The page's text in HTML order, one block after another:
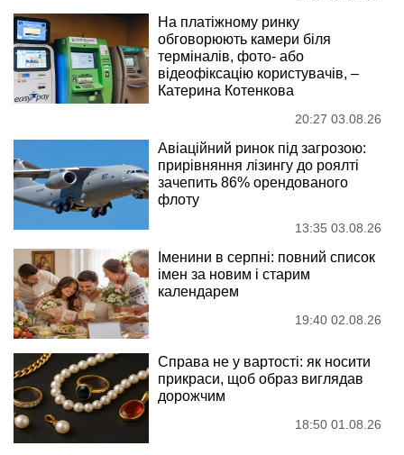
На платіжному ринку
обговорюють камери біля
терміналів, фото- або
відеофіксацію користувачів, –
Катерина Котенкова
20:27 03.08.26
Авіаційний ринок під загрозою:
прирівняння лізингу до роялті
зачепить 86% орендованого
флоту
13:35 03.08.26
Іменини в серпні: повний список
імен за новим і старим
календарем
19:40 02.08.26
Справа не у вартості: як носити
прикраси, щоб образ виглядав
дорожчим
18:50 01.08.26